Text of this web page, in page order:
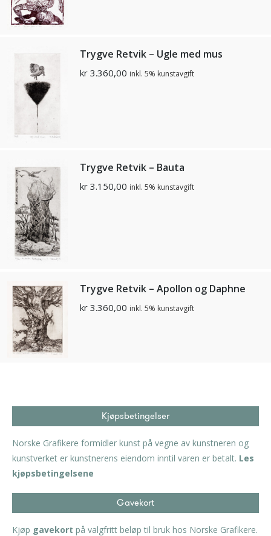
Trygve Retvik – Ugle med mus
kr 3.360,00 inkl. 5% kunstavgift
Trygve Retvik – Bauta
kr 3.150,00 inkl. 5% kunstavgift
Trygve Retvik – Apollon og Daphne
kr 3.360,00 inkl. 5% kunstavgift
Kjøpsbetingelser
Norske Grafikere formidler kunst på vegne av kunstneren og
kunstverket er kunstnerens eiendom inntil varen er betalt. Les
kjøpsbetingelsene
Gavekort
Kjøp gavekort på valgfritt beløp til bruk hos Norske Grafikere.